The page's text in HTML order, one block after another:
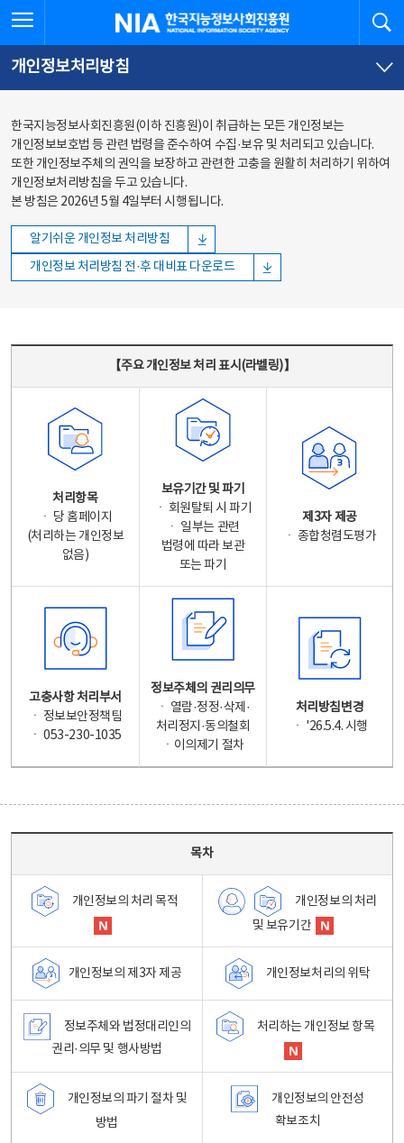
바로가기
바로가기
한국지능정보사회진흥원
개인정보처리방침
한국지능정보사회진흥원(이하 진흥원)이 취급하는 모든 개인정보는
개인정보보호법 등 관련 법령을 준수하여 수집·보유 및 처리되고 있습니다.
또한 개인정보주체의 권익을 보장하고 관련한 고충을 원활히 처리하기 위하여
개인정보처리방침을 두고 있습니다.
본 방침은 2026년 5월 4일부터 시행됩니다.
알기쉬운 개인정보 처리방침
개인정보 처리방침 전·후 대비표 다운로드
【주요 개인정보 처리 표시(라벨링)】
처리항목
ㆍ 당 홈페이지
(처리하는 개인정보
없음)
보유기간 및 파기
ㆍ 회원탈퇴 시 파기
ㆍ 일부는 관련
법령에 따라 보관
또는 파기
제3자 제공
ㆍ 종합청렴도평가
고충사항 처리부서
ㆍ 정보보안정책팀
ㆍ 053-230-1035
정보주체의 권리의무
ㆍ 열람·정정·삭제·
처리정지·동의철회
ㆍ이의제기 절차
처리방침변경
ㆍ '26.5.4. 시행
목차
개인정보의 처리 목적
개인정보의 처리
및 보유기간
개인정보의 제3자 제공 개인정보처리의 위탁
정보주체와 법정대리인의
권리·의무 및 행사방법
처리하는 개인정보 항목
개인정보의 파기 절차 및
방법
개인정보의 안전성
확보조치